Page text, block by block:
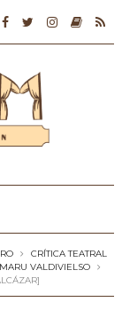
CRÍTICA TEATRAL
MARU VALDIVIELSO